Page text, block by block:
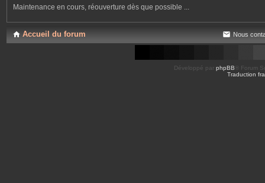
Maintenance en cours, réouverture dès que possible ...
Accueil du forum Nous
Développé par phpBB ® Forum
Traduction